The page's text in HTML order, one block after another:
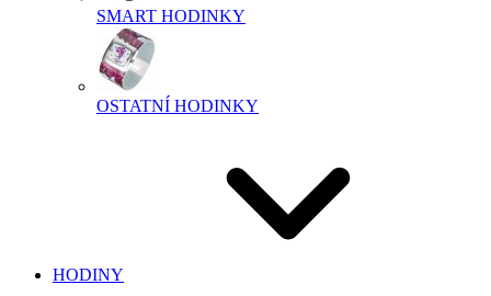
SMART HODINKY
OSTATNÍ HODINKY
HODINY